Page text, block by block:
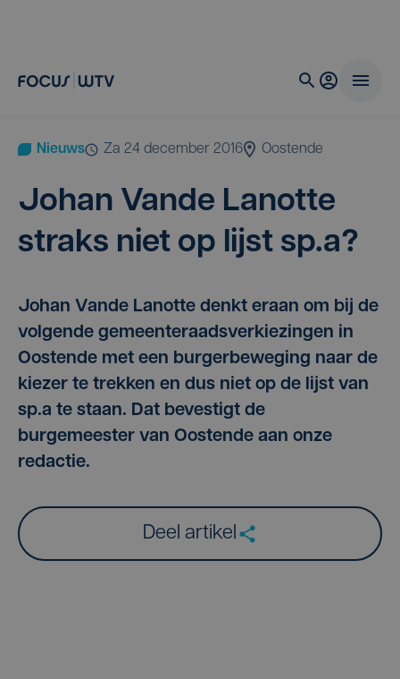
Nieuws za 24 december 2016 Oostende
Johan Van­de Lanot­te
straks niet op lijst sp.a?
Johan Vande Lanotte denkt eraan om bij de
volgende gemeenteraadsverkiezingen in
Oostende met een burgerbeweging naar de
kiezer te trekken en dus niet op de lijst van
sp.a te staan. Dat bevestigt de
burgemeester van Oostende aan onze
redactie.
Deel artikel